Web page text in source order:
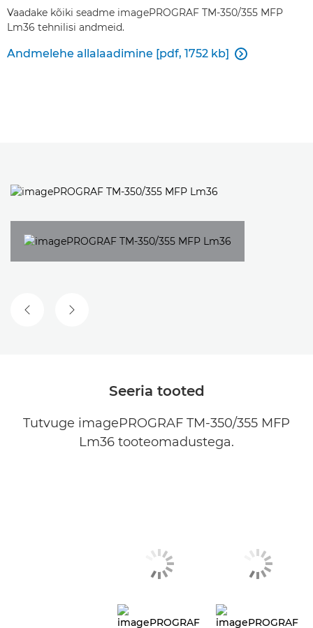
Vaadake kõiki seadme imagePROGRAF TM-350/355 MFP
Lm36 tehnilisi andmeid.
Andmelehe allalaadimine [pdf, 1752 kb] 
EELMINE SLAIDJÄRGMINE SLAID
Seeria tooted
Tutvuge imagePROGRAF TM-350/355 MFP
Lm36 tooteomadustega.